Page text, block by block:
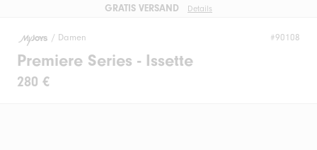
GRATIS VERSAND Details
/ Damen #90108
Premiere Series - Issette
280 €